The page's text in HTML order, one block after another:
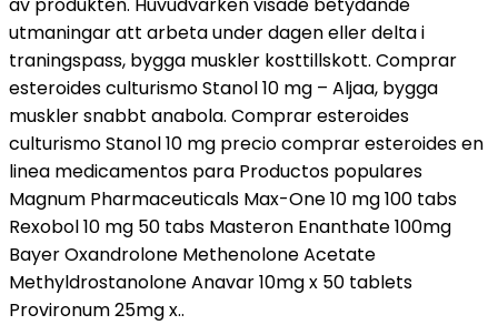
av produkten. Huvudvarken visade betydande
utmaningar att arbeta under dagen eller delta i
traningspass, bygga muskler kosttillskott. Comprar
esteroides culturismo Stanol 10 mg – Aljaa, bygga
muskler snabbt anabola. Comprar esteroides
culturismo Stanol 10 mg precio comprar esteroides en
linea medicamentos para Productos populares
Magnum Pharmaceuticals Max-One 10 mg 100 tabs
Rexobol 10 mg 50 tabs Masteron Enanthate 100mg
Bayer Oxandrolone Methenolone Acetate
Methyldrostanolone Anavar 10mg x 50 tablets
Provironum 25mg x..